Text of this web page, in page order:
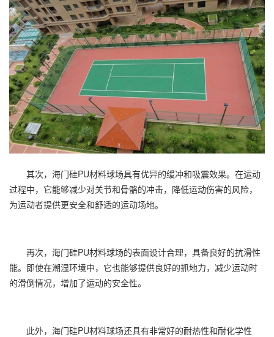
其次，海门硅PU材料球场具有优异的缓冲和吸震效果。在运动
过程中，它能够减少对关节和骨骼的冲击，降低运动伤害的风险，
为运动者提供更安全和舒适的运动场地。
再次，海门硅PU材料球场的表面设计合理，具备良好的抗滑性
能。即使在潮湿环境中，它也能够提供良好的抓地力，减少运动时
的滑倒情况，增加了运动的安全性。
此外，海门硅PU材料球场还具有非常好的耐热性和耐化学性